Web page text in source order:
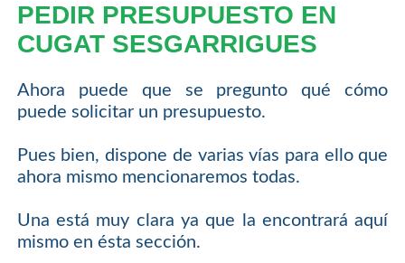
PEDIR PRESUPUESTO EN
CUGAT SESGARRIGUES
Ahora puede que se pregunto qué cómo
puede solicitar un presupuesto.
Pues bien, dispone de varias vías para ello que
ahora mismo mencionaremos todas.
Una está muy clara ya que la encontrará aquí
mismo en ésta sección.